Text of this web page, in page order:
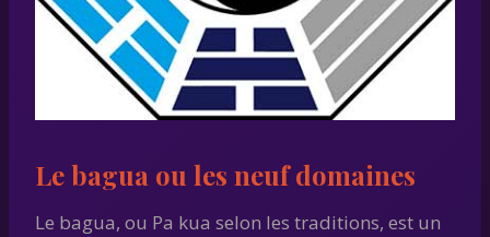
Le bagua ou les neuf domaines
Le bagua, ou Pa kua selon les traditions, est un